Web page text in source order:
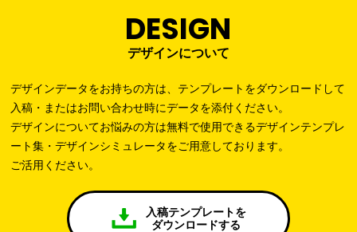
DESIGN
デザインについて
デザインデータをお持ちの方は、テンプレートをダウンロードして
入稿・またはお問い合わせ時にデータを添付ください。
デザインについてお悩みの方は無料で使用できるデザインテンプレ
ート集・デザインシミュレータをご用意しております。
ご活用ください。
入稿テンプレートを
ダウンロードする